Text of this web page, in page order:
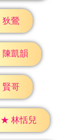
狄鶯
陳凱韻
賢哥
★ 林恬兒